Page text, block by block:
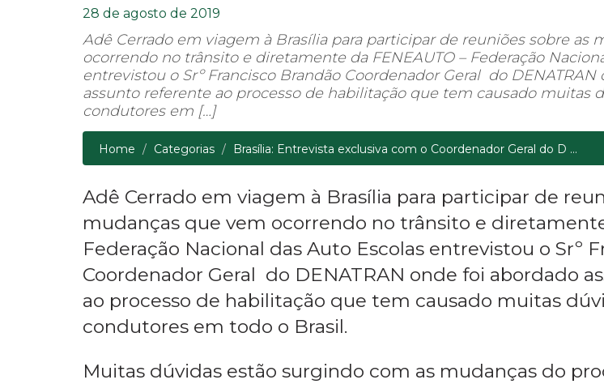
28 de agosto de 2019
Adê Cerrado em viagem à Brasília para participar de reuniões sobre as
ocorrendo no trânsito e diretamente da FENEAUTO – Federação
entrevistou o Srº Francisco Brandão Coordenador Geral do
assunto referente ao processo de habilitação que tem causado muitas
condutores em […]
Home Categorias Brasília: Entrevista exclusiva com o Coordenador Geral do D ...
Adê Cerrado em viagem à Brasília para participar de
mudanças que vem ocorrendo no trânsito e
Federação Nacional das Auto Escolas entrevistou o Srº
Coordenador Geral do DENATRAN onde foi abordado
ao processo de habilitação que tem causado muitas
condutores em todo o Brasil.
Muitas dúvidas estão surgindo com as mudanças do